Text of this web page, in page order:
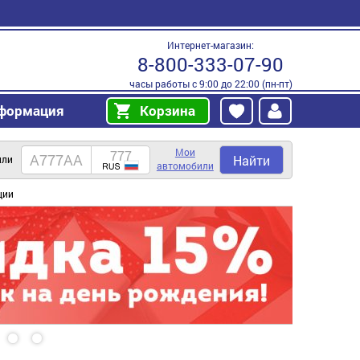
Интернет-магазин:
8-800-333-07-90
часы работы с 9:00 до 22:00 (пн-пт)
Корзина
Мои
автомобили
Найти